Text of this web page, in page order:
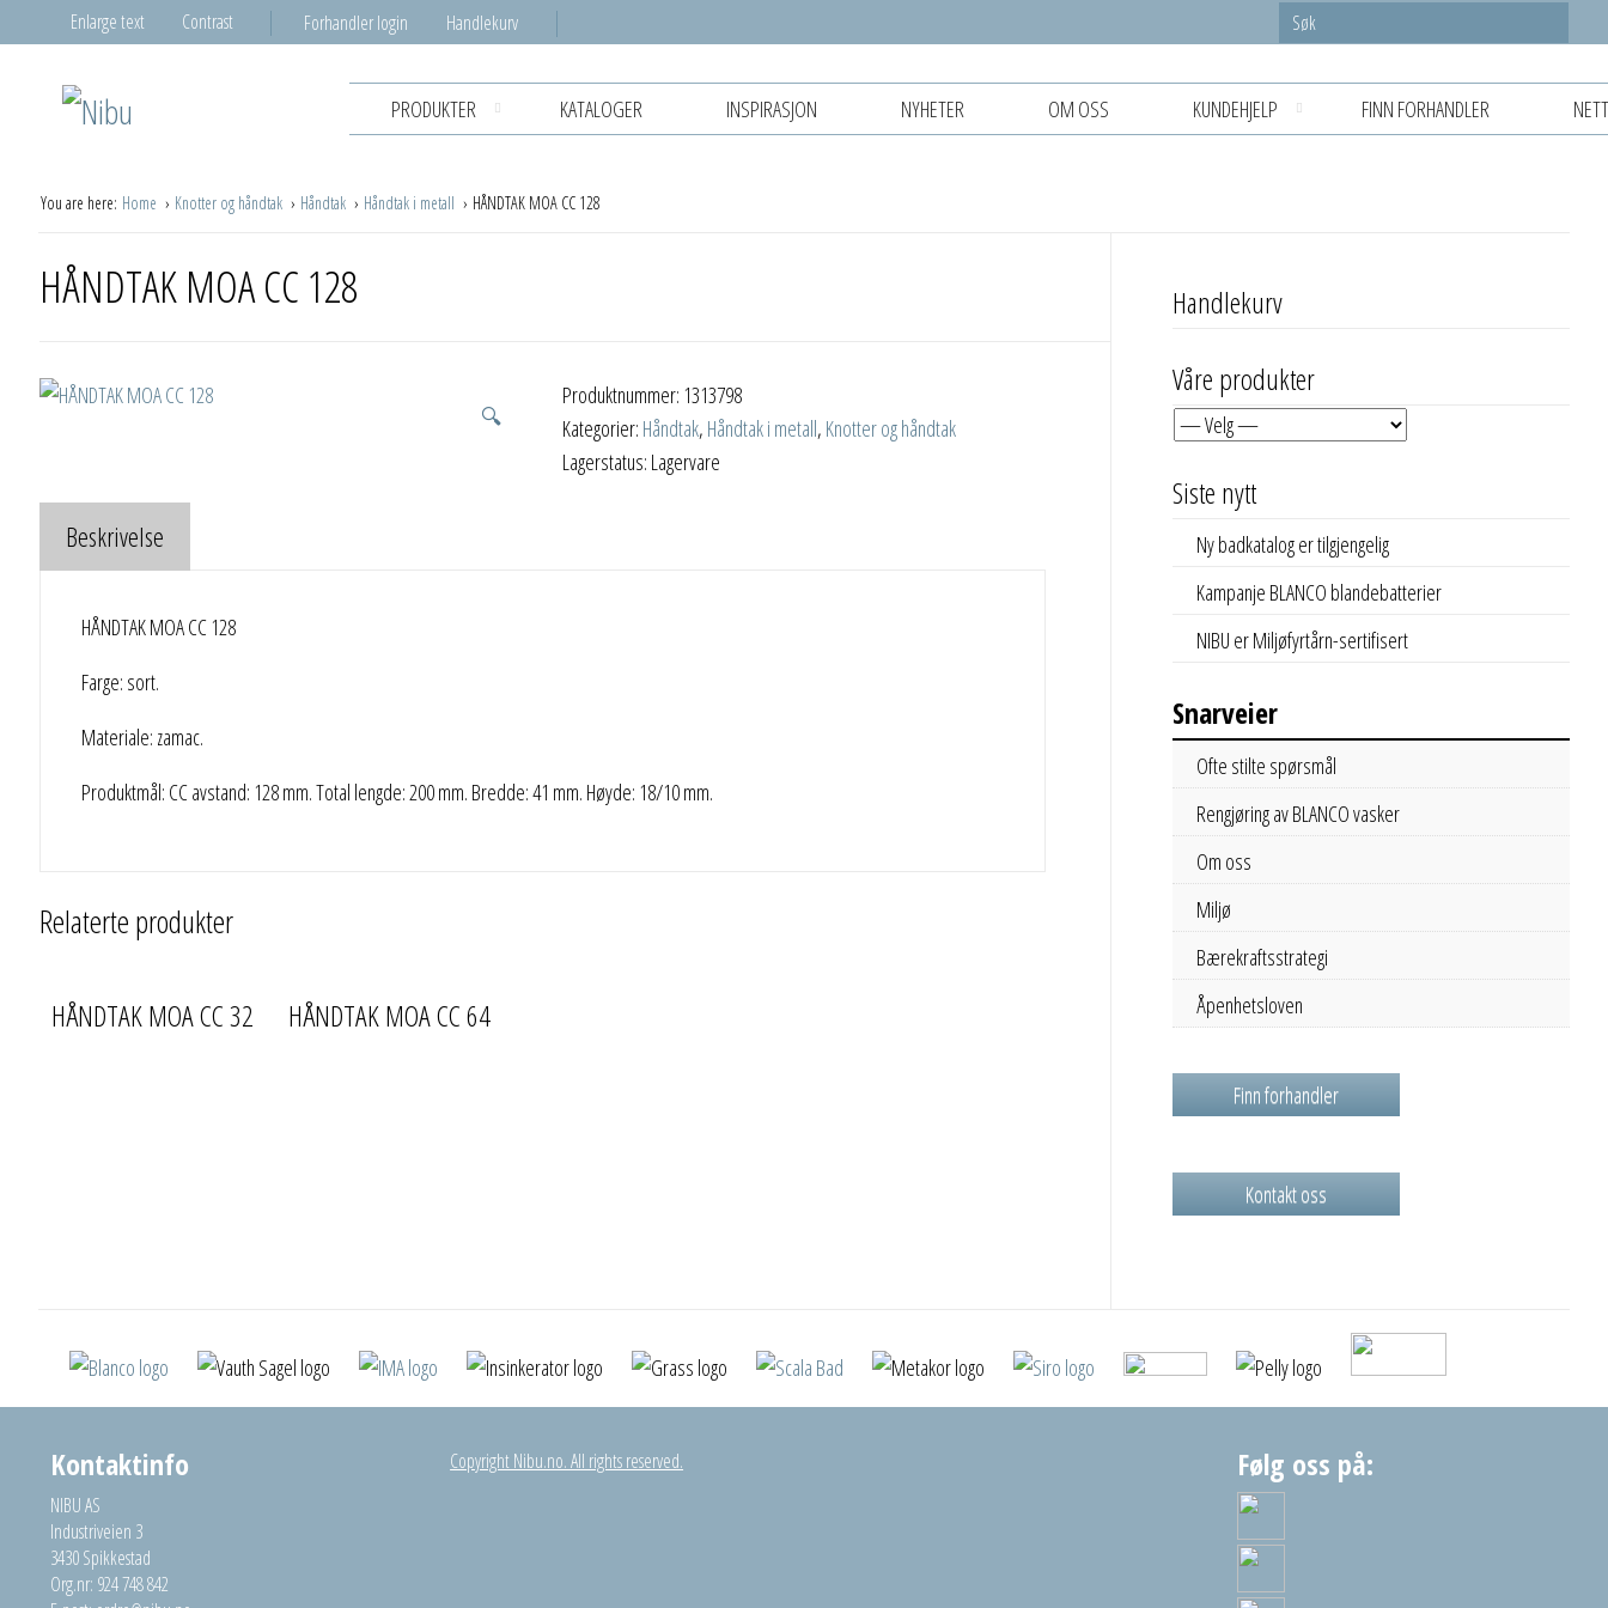
Enlarge text Contrast Forhandler login Handlekurv
PRODUKTER KATALOGER INSPIRASJON NYHETER OM OSS KUNDEHJELP FINN FORHANDLER
You are here: Home Knotter og håndtak Håndtak Håndtak i metall HÅNDTAK MOA CC 128
HÅNDTAK MOA CC 128
🔍
Produktnummer: 1313798
Kategorier: Håndtak, Håndtak i metall, Knotter og håndtak
Lagerstatus: Lagervare
Beskrivelse
HÅNDTAK MOA CC 128
Farge: sort.
Materiale: zamac.
Produktmål: CC avstand: 128 mm. Total lengde: 200 mm. Bredde: 41 mm. Høyde: 18/10 mm.
Relaterte produkter
HÅNDTAK MOA CC 32 HÅNDTAK MOA CC 64
Handlekurv
Våre produkter
Siste nytt
Ny badkatalog er tilgjengelig
Kampanje BLANCO blandebatterier
NIBU er Miljøfyrtårn-sertifisert
Snarveier
Ofte stilte spørsmål
Rengjøring av BLANCO vasker
Om oss
Miljø
Bærekraftsstrategi
Åpenhetsloven
Finn forhandler
Kontakt oss
Kontaktinfo
NIBU AS
Industriveien 3
3430 Spikkestad
Org.nr: 924 748 842
Copyright Nibu.no. All rights reserved. Følg oss på: